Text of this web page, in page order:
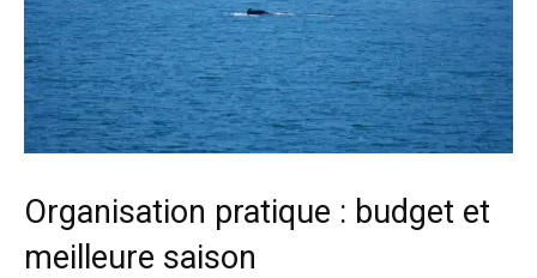
Organisation pratique : budget et
meilleure saison